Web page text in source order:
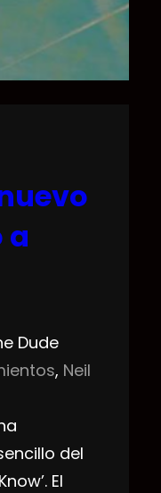
a
Dude
, Neil
del
El